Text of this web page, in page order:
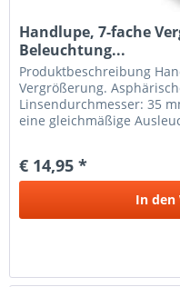
Handlupe, 7-fache
Beleuchtung...
Produkt­beschreibung
Vergrößerung.
Linsendurchmesser: 35
eine gleichmäßige
€ 14,95 *
In den